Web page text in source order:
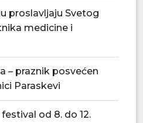
proslavljaju Svetog
medicine i
– praznik posvećen
Paraskevi
od 8. do 12.